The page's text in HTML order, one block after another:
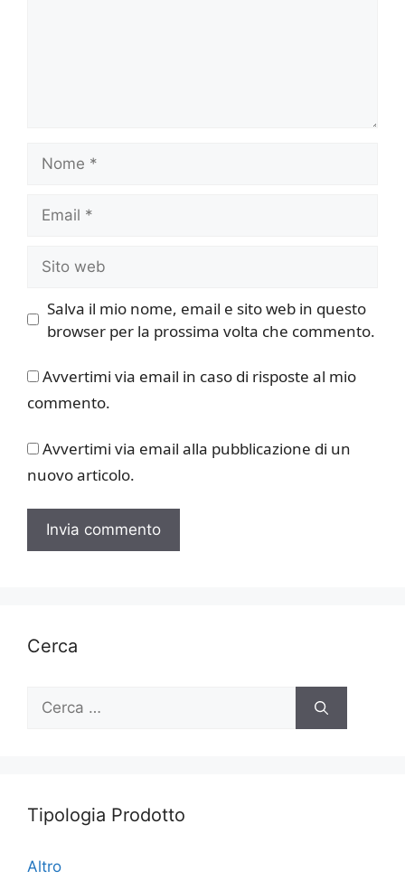
web
Salva il mio nome, email e sito web in questo
browser per la prossima volta che commento.
Avvertimi via email in caso di risposte al mio
commento.
Avvertimi via email alla pubblicazione di un
nuovo articolo.
Cerca
Ricerca
Tipologia Prodotto
Altro